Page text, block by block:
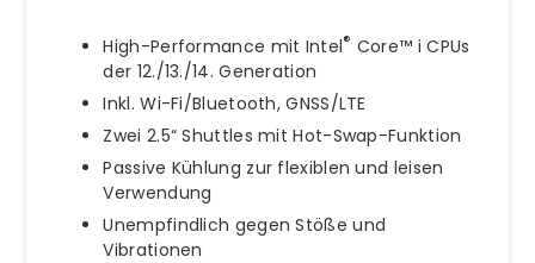
High-Performance mit Intel® Core™ i CPUs
der 12./13./14. Generation
Inkl. Wi-Fi/Bluetooth, GNSS/LTE
Zwei 2.5“ Shuttles mit Hot-Swap-Funktion
Passive Kühlung zur flexiblen und leisen
Verwendung
Unempfindlich gegen Stöße und
Vibrationen